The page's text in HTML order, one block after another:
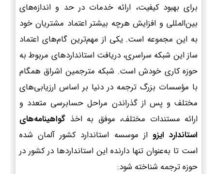
برای بهبود کیفیت، ارائه خدمات در حد و اندازه‌های
بین‌المللی و افزایش هرچه بیشتر اعتماد مشتریان خود
به این مجموعه است. یکی از مهم‌ترین گام‌های اعتماد
ساز این شبکه سراسری، دریافت استانداردهای مربوط به
حوزه کاری خودش است. شبکه مترجمین اشراق همگام
با مؤسسات بزرگ ترجمه در دنیا بر اساس ارزیابی‌های
مختلف و پس از گذراندن مراحل حسابرسی متعدد و
ارائه مستندات مختلف، موفق به اخذ گواهینامه‌های
استاندارد ایزو از موسسه استاندارد کشور آلمان شده
است تا به‌عنوان تنها دارنده این استانداردها در کشور در
حوزه ترجمه شناخته شود: